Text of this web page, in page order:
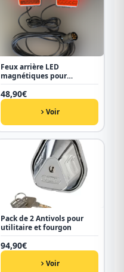
Feux arrière LED
magnétiques pour
remorque
48,90€
Voir
Pack de 2 Antivols pour
utilitaire et fourgon
94,90€
Voir